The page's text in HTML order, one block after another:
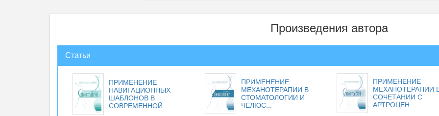
Произведения автора
Статьи
ПРИМЕНЕНИЕ
НАВИГАЦИОННЫХ
ШАБЛОНОВ В
СОВРЕМЕННОЙ...
ПРИМЕНЕНИЕ
МЕХАНОТЕРАПИИ В
СТОМАТОЛОГИИ И
ЧЕЛЮС...
ПРИМЕНЕНИЕ
МЕХАНОТЕРАПИИ
СОЧЕТАНИИ С
АРТРОЦЕН...